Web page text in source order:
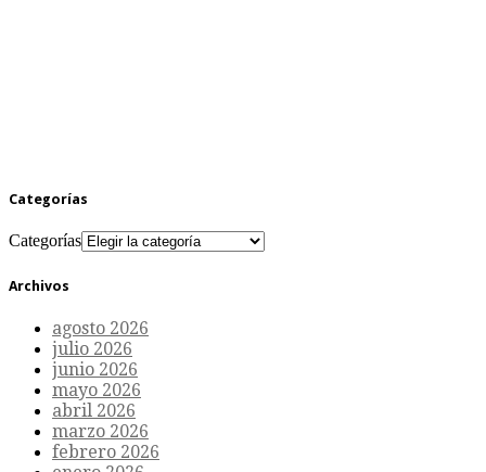
Categorías
Categorías
Archivos
agosto 2026
julio 2026
junio 2026
mayo 2026
abril 2026
marzo 2026
febrero 2026